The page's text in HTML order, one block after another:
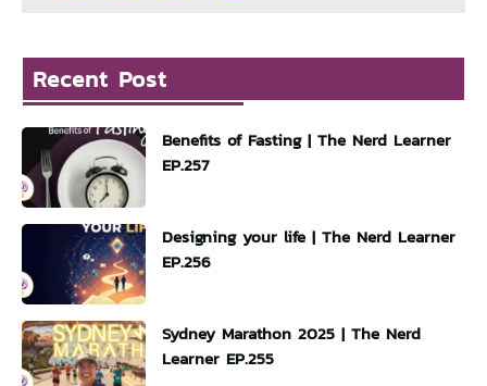
Recent Post
Benefits of Fasting | The Nerd Learner
EP.257
Designing your life | The Nerd Learner
EP.256
Sydney Marathon 2025 | The Nerd
Learner EP.255